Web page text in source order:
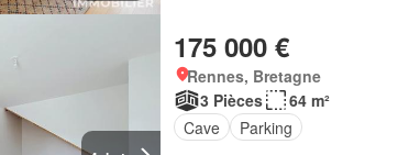
175 000 €
Rennes, Bretagne
3 Pièces
64 m²
Cave
Parking